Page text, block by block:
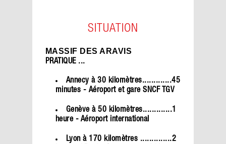
SITUATION
MASSIF DES ARAVIS
PRATIQUE ...
Annecy à 30 kilomètres.............45
minutes -Aéroport et gare SNCF TGV
Genève à 50 kilomètres.............1
heure - Aéroport international
Lyon à 170 kilomètres ..............2